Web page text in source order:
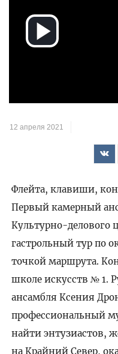
12 апреля 2021
Флейта, клавиши,
Первый камерный
Культурно-делового
гастрольный тур по
точкой маршрута.
школе искусств № 1.
ансамбля Ксения
профессиональный
найти энтузиастов,
на Крайний Север,